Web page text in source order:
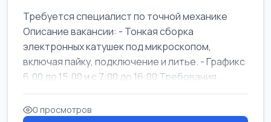
Требуется специалист по точной механике
Описание вакансии: - Тонкая сборка
электронных катушек под микроскопом,
включая пайку, подключение и литье. - Графикс
6:00 до 15:00 и с 7:00 до 16:00 Требования...
0 просмотров